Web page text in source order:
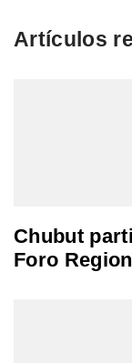
Artículos
Chubut
Foro